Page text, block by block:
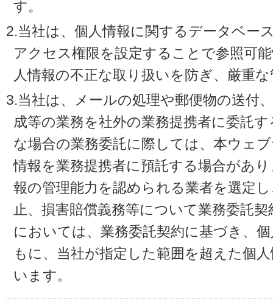
す。
2.当社は、個人情報に関するデータベー
アクセス権限を設定することで参照可
人情報の不正な取り扱いを防ぎ、厳重
3.当社は、メールの処理や郵便物の送付
成等の業務を社外の業務提携者に委託
な場合の業務委託に際しては、本ウェ
情報を業務提携者に預託する場合があ
報の管理能力を認められる業者を選定
止、損害賠償義務等について業務委託
においては、業務委託契約に基づき、
もに、当社が指定した範囲を超えた個
います。